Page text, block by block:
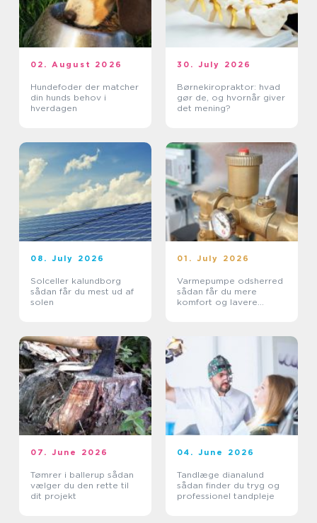
02. August 2026
Hundefoder der matcher
din hunds behov i
hverdagen
30. July 2026
Børnekiropraktor: hvad
gør de, og hvornår giver
det mening?
08. July 2026
Solceller kalundborg
sådan får du mest ud af
solen
01. July 2026
Varmepumpe odsherred
sådan får du mere
komfort og lavere
07. June 2026
Tømrer i ballerup sådan
vælger du den rette til
dit projekt
04. June 2026
Tandlæge dianalund
sådan finder du tryg og
professionel tandpleje